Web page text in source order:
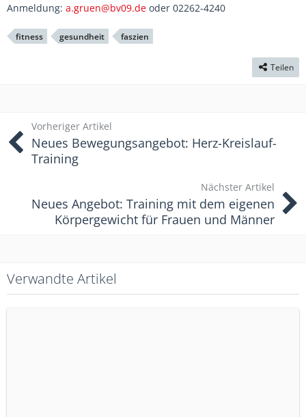
Anmeldung: a.gruen@bv09.de oder 02262-4240
fitness gesundheit faszien
Teilen
Vorheriger Artikel
Neues Bewegungsangebot: Herz-Kreislauf-
Training
Nächster Artikel
Neues Angebot: Training mit dem eigenen
Körpergewicht für Frauen und Männer
Verwandte Artikel